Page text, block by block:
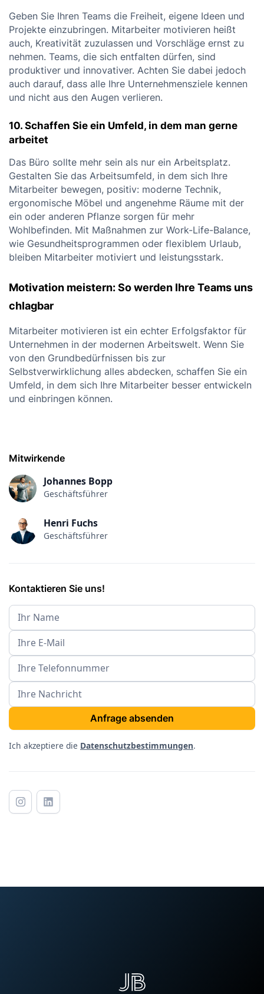
Mitwirkende
Johannes Bopp
Geschäftsführer
Henri Fuchs
Geschäftsführer
Kontaktieren Sie uns!
Ich akzeptiere die Datenschutzbestimmungen.
Geben Sie Ihren Teams die Freiheit, eigene Ideen und
Projekte einzubringen. Mitarbeiter motivieren heißt
auch, Kreativität zuzulassen und Vorschläge ernst zu
nehmen. Teams, die sich entfalten dürfen, sind
produktiver und innovativer. Achten Sie dabei jedoch
auch darauf, dass alle Ihre Unternehmensziele kennen
und nicht aus den Augen verlieren.
10. Schaffen Sie ein Umfeld, in dem man gerne
arbeitet
Das Büro sollte mehr sein als nur ein Arbeitsplatz.
Gestalten Sie das Arbeitsumfeld, in dem sich Ihre
Mitarbeiter bewegen, positiv: moderne Technik,
ergonomische Möbel und angenehme Räume mit der
ein oder anderen Pflanze sorgen für mehr
Wohlbefinden. Mit Maßnahmen zur Work-Life-Balance,
wie Gesundheitsprogrammen oder flexiblem Urlaub,
bleiben Mitarbeiter motiviert und leistungsstark.
Motivation meistern: So werden Ihre Teams uns
chlagbar
Mitarbeiter motivieren ist ein echter Erfolgsfaktor für
Unternehmen in der modernen Arbeitswelt. Wenn Sie
von den Grundbedürfnissen bis zur
Selbstverwirklichung alles abdecken, schaffen Sie ein
Umfeld, in dem sich Ihre Mitarbeiter besser entwickeln
und einbringen können.